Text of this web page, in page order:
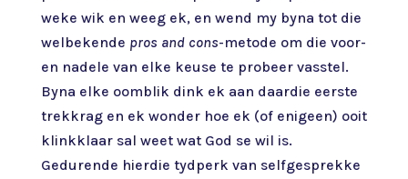
weke wik en weeg ek, en wend my byna tot die
welbekende pros and cons-metode om die voor-
en nadele van elke keuse te probeer vasstel.
Byna elke oomblik dink ek aan daardie eerste
trekkrag en ek wonder hoe ek (of enigeen) ooit
klinkklaar sal weet wat God se wil is.
Gedurende hierdie tydperk van selfgesprekke